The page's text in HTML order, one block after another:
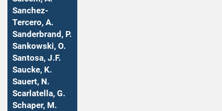
Sanchez-
Tercero, A.
Sanderbrand, P.
Sankowski, O.
Santosa, J.F.
Saucke, K.
Sauert, N.
Scarlatella, G.
Schaper, M.